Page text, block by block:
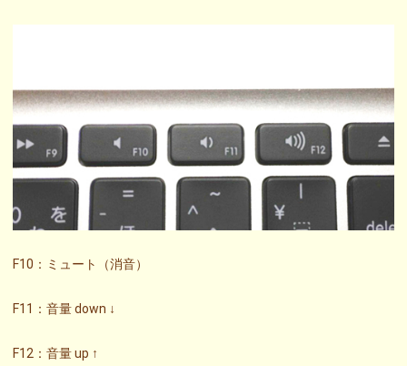
F10：ミュート（消音）
F11：音量 down ↓
F12：音量 up ↑